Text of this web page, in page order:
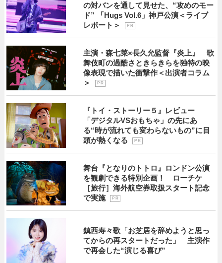
の対バンを通して見せた、“攻めのモー
ド” 「Hugs Vol.6」神戸公演＜ライブ
レポート＞
P R
主演・森七菜×長久允監督『炎上』 歌
舞伎町の過酷さときらきらを独特の映
像表現で描いた衝撃作＜出演者コラム
＞
P R
『トイ・ストーリー５』レビュー
「デジタルVSおもちゃ」の先にあ
る“時が流れても変わらないもの”に目
頭が熱くなる
P R
舞台『となりのトトロ』ロンドン公演
を観劇できる特別企画！ ローチケ
［旅行］海外航空券取扱スタート記念
で実施
P R
鎮西寿々歌「お芝居を辞めようと思っ
てからの再スタートだった」 主演作
で再会した“演じる喜び”